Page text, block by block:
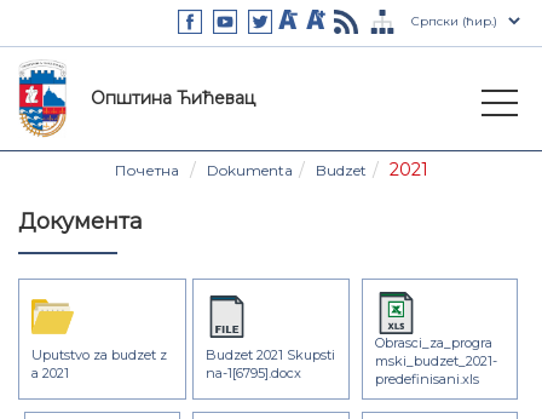
Општина Ћићевац
Почетна Dokumenta Budzet 2021
Документа
Uputstvo za budzet z
a 2021
Budzet 2021 Skupsti
na-1[6795].docx
Obrasci_za_progra
mski_budzet_2021-
predefinisani.xls